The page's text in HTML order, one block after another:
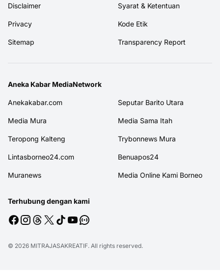
Disclaimer Syarat & Ketentuan
Privacy Kode Etik
Sitemap Transparency Report
Aneka Kabar MediaNetwork
Anekakabar.com Seputar Barito Utara
Media Mura Media Sama Itah
Teropong Kalteng Trybonnews Mura
Lintasborneo24.com Benuapos24
Muranews Media Online Kami Borneo
Terhubung dengan kami
© 2026 MITRAJASAKREATIF. All rights reserved.